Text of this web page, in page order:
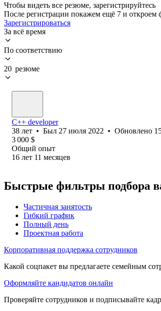
Чтобы видеть все резюме, зарегистрируйтесь
После регистрации покажем ещё 7 и откроем
Зарегистрироваться
За всё время
По соответствию
20 резюме
C++ developer
38 лет • Был 27 июля 2022 • Обновлено
3 000 $
Общий опыт
16 лет 11 месяцев
Быстрые фильтры подбора
Частичная занятость
Гибкий график
Полный день
Проектная работа
Корпоративная поддержка сотрудников
Какой соцпакет вы предлагаете семейным
Оформляйте кандидатов онлайн
Проверяйте сотрудников и подписывайте